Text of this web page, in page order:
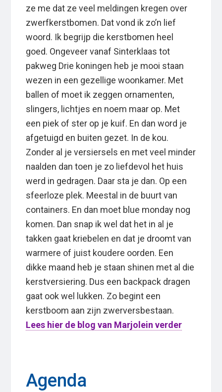
ze me dat ze veel meldingen kregen over
zwerfkerstbomen. Dat vond ik zo’n lief
woord. Ik begrijp die kerstbomen heel
goed. Ongeveer vanaf Sinterklaas tot
pakweg Drie koningen heb je mooi staan
wezen in een gezellige woonkamer. Met
ballen of moet ik zeggen ornamenten,
slingers, lichtjes en noem maar op. Met
een piek of ster op je kuif. En dan word je
afgetuigd en buiten gezet. In de kou.
Zonder al je versiersels en met veel minder
naalden dan toen je zo liefdevol het huis
werd in gedragen. Daar sta je dan. Op een
sfeerloze plek. Meestal in de buurt van
containers. En dan moet blue monday nog
komen. Dan snap ik wel dat het in al je
takken gaat kriebelen en dat je droomt van
warmere of juist koudere oorden. Een
dikke maand heb je staan shinen met al die
kerstversiering. Dus een backpack dragen
gaat ook wel lukken. Zo begint een
kerstboom aan zijn zwerversbestaan.
Lees hier de blog van Marjolein verder
Agenda